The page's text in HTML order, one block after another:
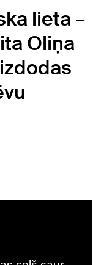
lieta –
Oliņa